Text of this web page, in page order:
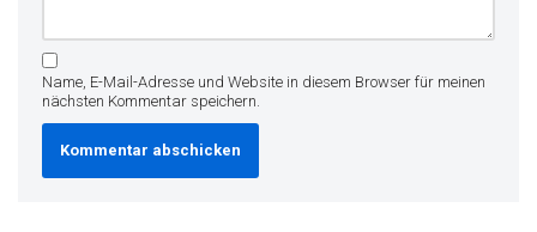
Name, E-Mail-Adresse und Website in diesem Browser für meinen
nächsten Kommentar speichern.